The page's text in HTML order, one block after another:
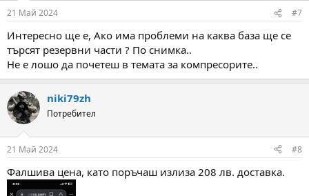
s
21 Май 2024 #7
Интересно ще е, Ако има проблеми на каква база ще се
търсят резервни части ? По снимка..
Не е лошо да почетеш в темата за компресорите..
niki79zh
Потребител
21 Май 2024 #8
Фалшива цена, като поръчаш излиза 208 лв. доставка.